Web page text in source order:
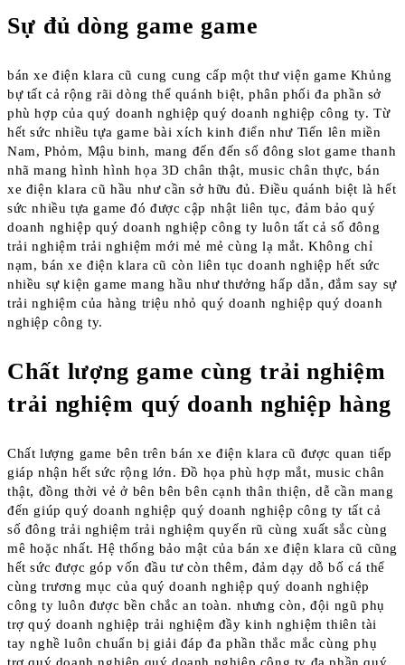
Sự đủ dòng game game
bán xe điện klara cũ cung cung cấp một thư viện game Khủng
bự tất cả rộng rãi dòng thể quánh biệt, phân phối đa phần sở
phù hợp của quý doanh nghiệp quý doanh nghiệp công ty. Từ
hết sức nhiều tựa game bài xích kinh điển như Tiến lên miền
Nam, Phỏm, Mậu binh, mang đến đến số đông slot game thanh
nhã mang hình hình họa 3D chân thật, music chân thực, bán
xe điện klara cũ hầu như cần sở hữu đủ. Điều quánh biệt là hết
sức nhiều tựa game đó được cập nhật liên tục, đảm bảo quý
doanh nghiệp quý doanh nghiệp công ty luôn tất cả số đông
trải nghiệm trải nghiệm mới mẻ mẻ cùng lạ mắt. Không chỉ
nạm, bán xe điện klara cũ còn liên tục doanh nghiệp hết sức
nhiều sự kiện game mang hầu như thưởng hấp dẫn, đắm say sự
trải nghiệm của hàng triệu nhỏ quý doanh nghiệp quý doanh
nghiệp công ty.
Chất lượng game cùng trải nghiệm
trải nghiệm quý doanh nghiệp hàng
Chất lượng game bên trên bán xe điện klara cũ được quan tiếp
giáp nhận hết sức rộng lớn. Đồ họa phù hợp mắt, music chân
thật, đồng thời vẻ ở bên bên bên cạnh thân thiện, dễ cần mang
đến giúp quý doanh nghiệp quý doanh nghiệp công ty tất cả
số đông trải nghiệm trải nghiệm quyến rũ cùng xuất sắc cùng
mê hoặc nhất. Hệ thống bảo mật của bán xe điện klara cũ cũng
hết sức được góp vốn đầu tư còn thêm, đảm dạy dỗ bố cá thể
cùng trương mục của quý doanh nghiệp quý doanh nghiệp
công ty luôn được bền chắc an toàn. nhưng còn, đội ngũ phụ
trợ quý doanh nghiệp trải nghiệm đầy kinh nghiệm thiên tài
tay nghề luôn chuẩn bị giải đáp đa phần thắc mắc cùng phụ